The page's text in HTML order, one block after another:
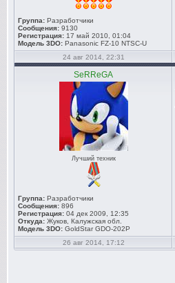
Группа: Разработчики
Сообщения: 9130
Регистрация: 17 май 2010, 01:04
Модель 3DO: Panasonic FZ-10 NTSC-U
24 авг 2014, 22:31
SeRReGA
Лучший техник
Группа: Разработчики
Сообщения: 896
Регистрация: 04 дек 2009, 12:35
Откуда: Жуков, Калужская обл.
Модель 3DO: GoldStar GDO-202P
26 авг 2014, 17:12